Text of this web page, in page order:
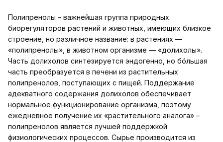
Полипренолы – важнейшая группа природных
биорегуляторов растений и животных, имеющих близкое
строение, но различное название: в растениях —
«полипренолы», в животном организме — «долихолы».
Часть долихолов синтезируется эндогенно, но бóльшая
часть преобразуется в печени из растительных
полипренолов, поступающих с пищей. Поддержание
адекватного содержания долихолов обеспечивает
нормальное функционирование организма, поэтому
ежедневное получение их «растительного аналога» –
полипренолов является лучшей поддержкой
физиологических процессов. Сырье производится из